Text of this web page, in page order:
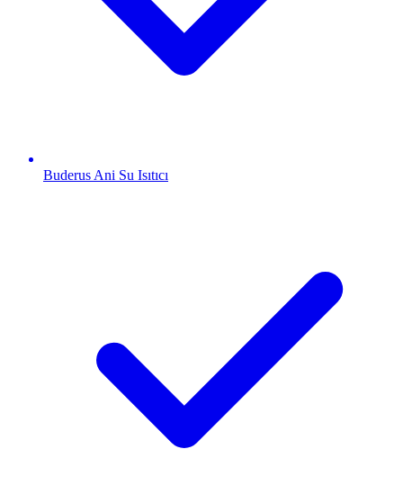
Buderus Ani Su Isıtıcı